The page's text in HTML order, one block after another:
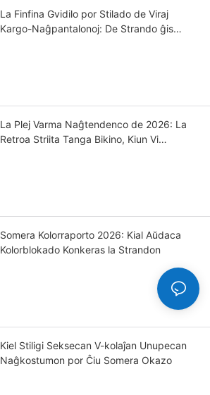
La Finfina Gvidilo por Stilado de Viraj
Kargo-Naĝpantalonoj: De Strando ĝis
La Plej Varma Naĝtendenco de 2026: La
Retroa Striita Tanga Bikino, Kiun Vi
Somera Kolorraporto 2026: Kial Aŭdaca
Kolorblokado Konkeras la Strandon
Kiel Stiligi Seksecan V-kolaĵan Unupecan
Naĝkostumon por Ĉiu Somera Okazo